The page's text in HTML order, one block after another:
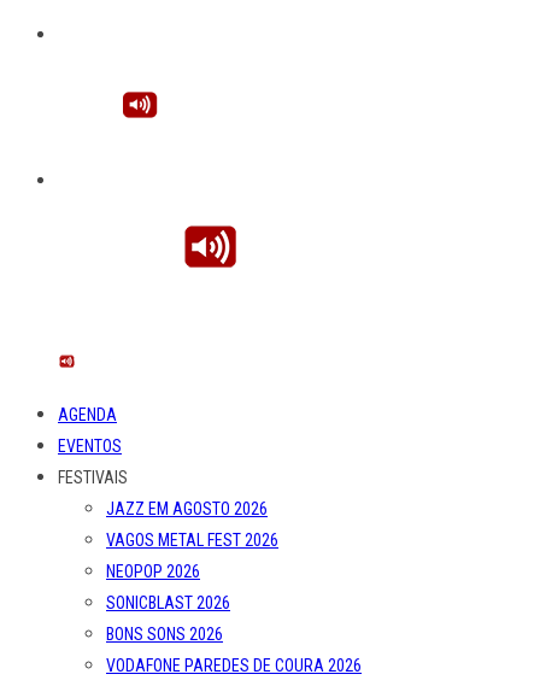
AGENDA
EVENTOS
FESTIVAIS
JAZZ EM AGOSTO 2026
VAGOS METAL FEST 2026
NEOPOP 2026
SONICBLAST 2026
BONS SONS 2026
VODAFONE PAREDES DE COURA 2026